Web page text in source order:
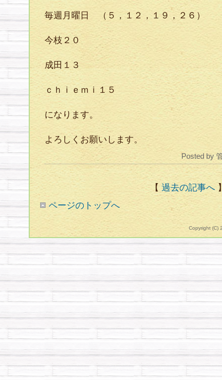
毎週月曜日 （５，１２，１９，２６）
今枝２０
成田１３
ｃｈｉｅｍｉ１５
になります。
よろしくお願いします。
Posted by
【 過去の記事へ
ページのトップへ
Copyright (C)